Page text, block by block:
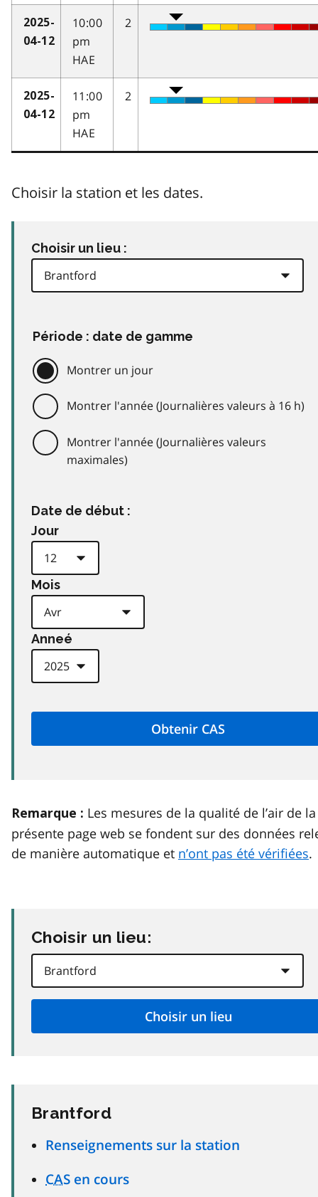
2025-
04-12
10:00
pm
HAE
2
2025-
04-12
11:00
pm
HAE
2
Choisir la station et les dates.
Choisir un lieu :
Période : date de gamme
Montrer un jour
Montrer l'année (Journalières valeurs à 16 h)
Montrer l'année (Journalières valeurs
maximales)
Date de début :
Jour
Mois
Anneé
Remarque : Les mesures de la qualité de l’air de la
présente page web se fondent sur des données
de manière automatique et n’ont pas été vérifiées.
Choisir un lieu:
Brantford
Renseignements sur la station
CAS en cours